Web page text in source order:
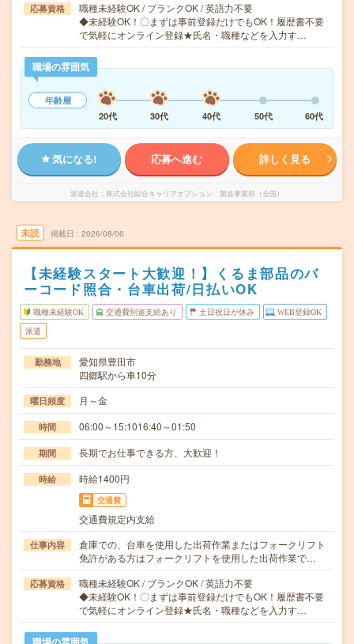
応募資格
職種未経験OK / ブランクOK / 英語力不要
◆未経験OK！〇まずは事前登録だけでもOK！履歴書不要
で気軽にオンライン登録★氏名・職種などを入力す…
職場の雰囲気
年齢層
20代
30代 40代 50代 60代
気になる! 応募へ進む 詳しく見る
派遣会社 株式会社綜合キャリアオプション 製造事業部（全国）
未読 掲載日 2026/08/06
【未経験スタート大歓迎！】くるま部品のバ
ーコード照合・台車出荷/日払いOK
職種未経験OK 交通費別途支給あり 土日祝日が休み WEB登録OK
派遣
勤務地
愛知県豊田市
四郷駅から車10分
曜日頻度 月～金
時間 06:00～15:1016:40～01:50
期間 長期でお仕事できる方、大歓迎！
時給 時給1400円
交通費
交通費規定内支給
仕事内容
倉庫での、台車を使用した出荷作業またはフォークリフト
免許がある方はフォークリフトを使用した出荷作業で…
応募資格
職種未経験OK / ブランクOK / 英語力不要
◆未経験OK！〇まずは事前登録だけでもOK！履歴書不要
で気軽にオンライン登録★氏名・職種などを入力す…